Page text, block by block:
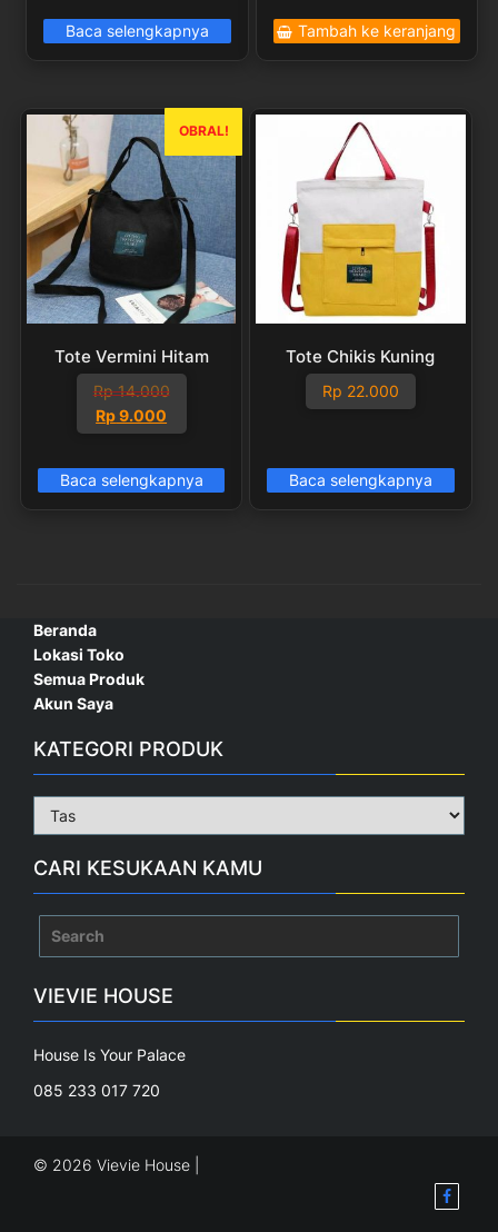
Rp 14.000.
adalah:
Rp 9.000.
Baca selengkapnya Tambah ke keranjang
OBRAL!
Tote Vermini Hitam
Rp14.000
Harga
aslinya
Rp 14.000.
Rp9.000
Harga
saat
adalah:
Rp 9.000.
Baca selengkapnya
Tote Chikis Kuning
Rp 22.000
Baca selengkapnya
Beranda
Lokasi Toko
Semua Produk
Akun Saya
KATEGORI PRODUK
CARI KESUKAAN KAMU
VIEVIE HOUSE
House Is Your Palace
085 233 017 720
© 2026 Vievie House |